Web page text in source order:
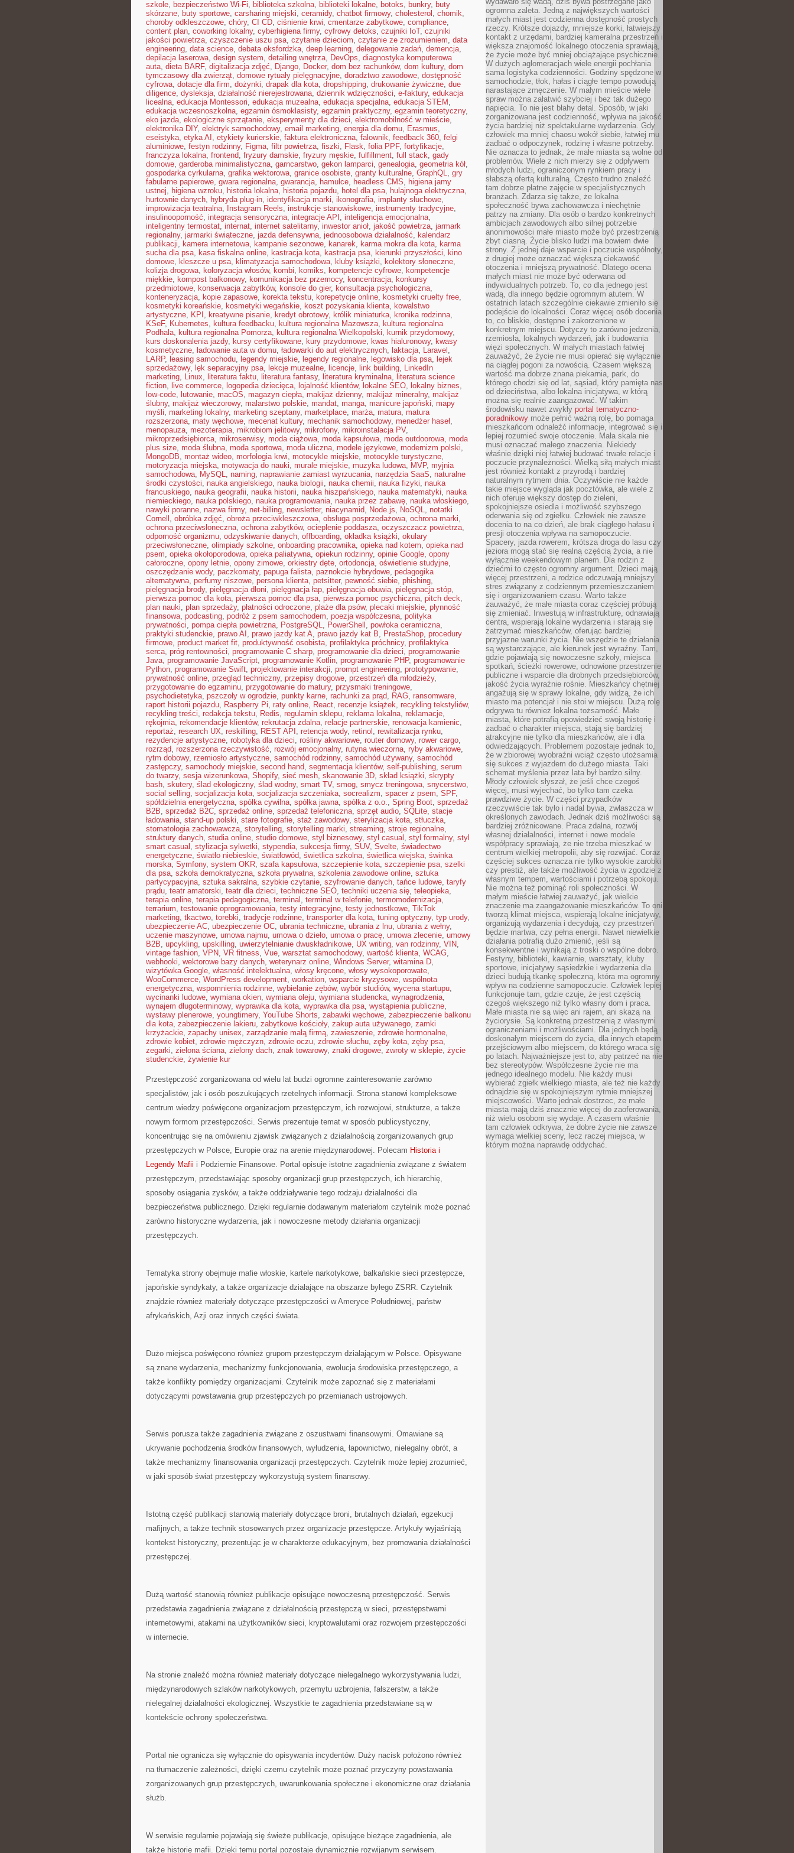
szkole, bezpieczeństwo Wi-Fi, biblioteka szkolna, biblioteki lokalne, botoks, bunkry, buty
skórzane, buty sportowe, carsharing miejski, ceramidy, chatbot firmowy, cholesterol , chomik,
choroby odkleszczowe, chóry, CI CD, ciśnienie krwi, cmentarze zabytkowe, compliance,
content plan, coworking lokalny, cyberhigiena firmy, cyfrowy detoks, czujniki IoT, czujniki
jakości powietrza, czyszczenie uszu psa, czytanie dzieciom, czytanie ze zrozumieniem, data
engineering, data science, debata oksfordzka, deep learning, delegowanie zadań, demencja,
depilacja laserowa, design system, detailing wnętrza, DevOps, diagnostyka komputerowa
auta, dieta BARF, digitalizacja zdjęć, Django, Docker, dom bez rachunków, dom kultury, dom
tymczasowy dla zwierząt, domowe rytuały pielęgnacyjne, doradztwo zawodowe, dostępność
cyfrowa, dotacje dla firm, dożynki, drapak dla kota, dropshipping, drukowanie żywiczne, due
diligence, dysleksja, działalność nierejestrowana, dziennik wdzięczności, e-faktury, edukacja
licealna, edukacja Montessori, edukacja muzealna, edukacja specjalna, edukacja STEM ,
edukacja wczesnoszkolna, egzamin ósmoklasisty, egzamin praktyczny, egzamin teoretyczny,
eko jazda, ekologiczne sprzątanie, eksperymenty dla dzieci, elektromobilność w mieście,
elektronika DIY, elektryk samochodowy, email marketing, energia dla domu, Erasmus,
eseistyka, etyka AI , etykiety kurierskie, faktura elektroniczna, falownik, feedback 360, felgi
aluminiowe, festyn rodzinny, Figma, filtr powietrza, fiszki, Flask, folia PPF, fortyfikacje,
franczyza lokalna, frontend, fryzury damskie, fryzury męskie, fulfillment, full stack, gady
domowe, garderoba minimalistyczna, garncarstwo, gekon lamparci, genealogia, geometria kół,
gospodarka cyrkularna, grafika wektorowa, granice osobiste, granty kulturalne, GraphQL, gry
fabularne papierowe, gwara regionalna, gwarancja, hamulce, headless CMS, higiena jamy
ustnej, higiena wzroku, historia lokalna, historia pojazdu, hotel dla psa, hulajnoga elektryczna,
hurtownie danych, hybryda plug-in, identyfikacja marki, ikonografia, implanty słuchowe,
improwizacja teatralna, Instagram Reels, instrukcje stanowiskowe, instrumenty tradycyjne,
insulinooporność, integracja sensoryczna, integracje API , inteligencja emocjonalna,
inteligentny termostat, internat, internet satelitarny, inwestor anioł, jakość powietrza, jarmark
regionalny, jarmarki świąteczne, jazda defensywna, jednoosobowa działalność, kalendarz
publikacji, kamera internetowa, kampanie sezonowe, kanarek, karma mokra dla kota, karma
sucha dla psa, kasa fiskalna online, kastracja kota, kastracja psa, kierunki przyszłości, kino
domowe, kleszcze u psa, klimatyzacja samochodowa, kluby książki, kolektory słoneczne,
kolizja drogowa, koloryzacja włosów, kombi, komiks, kompetencje cyfrowe, kompetencje
miękkie, kompost balkonowy, komunikacja bez przemocy, koncentracja, konkursy
przedmiotowe, konserwacja zabytków, konsole do gier, konsultacja psychologiczna,
konteneryzacja, kopie zapasowe, korekta tekstu, korepetycje online, kosmetyki cruelty free,
kosmetyki koreańskie, kosmetyki wegańskie, koszt pozyskania klienta, kowalstwo
artystyczne, KPI , kreatywne pisanie, kredyt obrotowy, królik miniaturka, kronika rodzinna,
KSeF, Kubernetes, kultura feedbacku, kultura regionalna Mazowsza, kultura regionalna
Podhala, kultura regionalna Pomorza, kultura regionalna Wielkopolski, kurnik przydomowy,
kurs doskonalenia jazdy, kursy certyfikowane, kury przydomowe, kwas hialuronowy, kwasy
kosmetyczne, ładowanie auta w domu, ładowarki do aut elektrycznych, laktacja, Laravel ,
LARP, leasing samochodu, legendy miejskie, legendy regionalne, legowisko dla psa, lejek
sprzedażowy, lęk separacyjny psa, lekcje muzealne, licencje, link building, LinkedIn
marketing, Linux, literatura faktu, literatura fantasy, literatura kryminalna, literatura science
fiction, live commerce, logopedia dziecięca, lojalność klientów, lokalne SEO, lokalny biznes,
low-code, lutowanie, macOS, magazyn ciepła, makijaż dzienny, makijaż mineralny, makijaż
ślubny, makijaż wieczorowy, malarstwo polskie, mandat, manga, manicure japoński, mapy
myśli, marketing lokalny, marketing szeptany, marketplace, marża, matura, matura
rozszerzona, maty węchowe, mecenat kultury, mechanik samochodowy, menedżer haseł,
menopauza, mezoterapia, mikrobiom jelitowy, mikrofony, mikroinstalacja PV,
mikroprzedsiębiorca, mikroserwisy, moda ciążowa, moda kapsułowa, moda outdoorowa, moda
plus size, moda ślubna, moda sportowa, moda uliczna, modele językowe, modernizm polski,
MongoDB, montaż wideo, morfologia krwi, motocykle miejskie, motocykle turystyczne,
motoryzacja miejska, motywacja do nauki, murale miejskie, muzyka ludowa, MVP, myjnia
samochodowa, MySQL, naming, naprawianie zamiast wyrzucania, narzędzia SaaS, naturalne
środki czystości, nauka angielskiego, nauka biologii, nauka chemii, nauka fizyki, nauka
francuskiego, nauka geografii, nauka historii, nauka hiszpańskiego, nauka matematyki, nauka
niemieckiego, nauka polskiego, nauka programowania, nauka przez zabawę, nauka włoskiego,
nawyki poranne, nazwa firmy, net-billing, newsletter, niacynamid, Node.js, NoSQL, notatki
Cornell , obróbka zdjęć, obroża przeciwkleszczowa, obsługa posprzedażowa, ochrona marki,
ochrona przeciwsłoneczna, ochrona zabytków, ocieplenie poddasza, oczyszczacz powietrza,
odporność organizmu, odzyskiwanie danych, offboarding, okładka książki, okulary
przeciwsłoneczne, olimpiady szkolne, onboarding pracownika, opieka nad kotem, opieka nad
psem, opieka okołoporodowa, opieka paliatywna, opiekun rodzinny, opinie Google, opony
całoroczne, opony letnie, opony zimowe, orkiestry dęte, ortodoncja, oświetlenie studyjne,
oszczędzanie wody, paczkomaty, papuga falista, paznokcie hybrydowe, pedagogika
alternatywna, perfumy niszowe, persona klienta, petsitter, pewność siebie, phishing,
pielęgnacja brody, pielęgnacja dłoni, pielęgnacja łap, pielęgnacja obuwia, pielęgnacja stóp,
pierwsza pomoc dla kota, pierwsza pomoc dla psa, pierwsza pomoc psychiczna, pitch deck,
plan nauki, plan sprzedaży, płatności odroczone, plaże dla psów, plecaki miejskie, płynność
finansowa, podcasting, podróż z psem samochodem, poezja współczesna, polityka
prywatności, pompa ciepła powietrzna, PostgreSQL, PowerShell , powłoka ceramiczna,
praktyki studenckie, prawo AI , prawo jazdy kat A, prawo jazdy kat B, PrestaShop, procedury
firmowe, product market fit, produktywność osobista, profilaktyka próchnicy, profilaktyka
serca, próg rentowności, programowanie C sharp, programowanie dla dzieci, programowanie
Java, programowanie JavaScript, programowanie Kotlin, programowanie PHP, programowanie
Python, programowanie Swift, projektowanie interakcji, prompt engineering, prototypowanie,
prywatność online, przegląd techniczny, przepisy drogowe, przestrzeń dla młodzieży,
przygotowanie do egzaminu, przygotowanie do matury, przysmaki treningowe,
psychodietetyka, pszczoły w ogrodzie, punkty karne, rachunki za prąd, RAG, ransomware,
raport historii pojazdu, Raspberry Pi, raty online, React, recenzje książek, recykling tekstyliów,
recykling treści, redakcja tekstu, Redis, regulamin sklepu, reklama lokalna, reklamacje,
rękojmia, rekomendacje klientów, rekrutacja zdalna, relacje partnerskie, renowacja kamienic,
reportaż, research UX, reskilling, REST API , retencja wody, retinol , rewitalizacja rynku,
rezydencje artystyczne, robotyka dla dzieci, rośliny akwariowe, router domowy, rower cargo,
rozrząd, rozszerzona rzeczywistość, rozwój emocjonalny, rutyna wieczorna, ryby akwariowe,
rytm dobowy, rzemiosło artystyczne, samochód rodzinny, samochód używany, samochód
zastępczy, samochody miejskie, second hand, segmentacja klientów, self-publishing, serum
do twarzy, sesja wizerunkowa, Shopify, sieć mesh, skanowanie 3D, skład książki, skrypty
bash, skutery, ślad ekologiczny, ślad wodny, smart TV, smog, smycz treningowa, snycerstwo,
social selling, socjalizacja kota, socjalizacja szczeniaka, socrealizm, spacer z psem, SPF,
spółdzielnia energetyczna, spółka cywilna, spółka jawna, spółka z o.o., Spring Boot, sprzedaż
B2B, sprzedaż B2C, sprzedaż online, sprzedaż telefoniczna, sprzęt audio, SQLite, stacje
ładowania, stand-up polski, stare fotografie, staż zawodowy, sterylizacja kota, stłuczka,
stomatologia zachowawcza, storytelling, storytelling marki, streaming, stroje regionalne,
struktury danych, studia online, studio domowe, styl biznesowy, styl casual , styl formalny, styl
smart casual , stylizacja sylwetki, stypendia, sukcesja firmy, SUV, Svelte, świadectwo
energetyczne, światło niebieskie, światłowód, świetlica szkolna, świetlica wiejska, świnka
morska, Symfony, system OKR, szafa kapsułowa, szczepienie kota, szczepienie psa, szelki
dla psa, szkoła demokratyczna, szkoła prywatna, szkolenia zawodowe online, sztuka
partycypacyjna, sztuka sakralna, szybkie czytanie, szyfrowanie danych, tańce ludowe, taryfy
prądu, teatr amatorski, teatr dla dzieci, techniczne SEO, techniki uczenia się, teleopieka,
terapia online, terapia pedagogiczna, terminal , terminal w telefonie, termomodernizacja,
terrarium, testowanie oprogramowania, testy integracyjne, testy jednostkowe, TikTok
marketing, tkactwo, torebki, tradycje rodzinne, transporter dla kota, tuning optyczny, typ urody,
ubezpieczenie AC, ubezpieczenie OC, ubrania techniczne, ubrania z lnu, ubrania z wełny,
uczenie maszynowe, umowa najmu, umowa o dzieło, umowa o pracę, umowa zlecenie, umowy
B2B, upcykling, upskilling, uwierzytelnianie dwuskładnikowe, UX writing, van rodzinny, VIN,
vintage fashion, VPN, VR fitness, Vue, warsztat samochodowy, wartość klienta, WCAG,
webhooki, wektorowe bazy danych, weterynarz online, Windows Server, witamina D,
wizytówka Google, własność intelektualna, włosy kręcone, włosy wysokoporowate,
WooCommerce, WordPress development, workation, wsparcie kryzysowe, wspólnota
energetyczna, wspomnienia rodzinne, wybielanie zębów, wybór studiów, wycena startupu,
wycinanki ludowe, wymiana okien, wymiana oleju, wymiana studencka, wynagrodzenia,
wynajem długoterminowy, wyprawka dla kota, wyprawka dla psa, wystąpienia publiczne,
wystawy plenerowe, youngtimery, YouTube Shorts, zabawki węchowe, zabezpieczenie balkonu
dla kota, zabezpieczenie lakieru, zabytkowe kościoły, zakup auta używanego, zamki
krzyżackie, zapachy unisex, zarządzanie małą firmą, zawieszenie, zdrowie hormonalne,
zdrowie kobiet, zdrowie mężczyzn, zdrowie oczu, zdrowie słuchu, zęby kota, zęby psa,
zegarki, zielona ściana, zielony dach, znak towarowy, znaki drogowe, zwroty w sklepie, życie
studenckie, żywienie kur
Przestępczość zorganizowana od wielu lat budzi ogromne zainteresowanie zarówno
specjalistów, jak i osób poszukujących rzetelnych informacji. Strona stanowi kompleksowe
centrum wiedzy poświęcone organizacjom przestępczym, ich rozwojowi, strukturze, a także
nowym formom przestępczości. Serwis prezentuje temat w sposób publicystyczny,
koncentrując się na omówieniu zjawisk związanych z działalnością zorganizowanych grup
przestępczych w Polsce, Europie oraz na arenie międzynarodowej. Polecam Historia i
Legendy Mafii i Podziemie Finansowe. Portal opisuje istotne zagadnienia związane z światem
przestępczym, przedstawiając sposoby organizacji grup przestępczych, ich hierarchię,
sposoby osiągania zysków, a także oddziaływanie tego rodzaju działalności dla
bezpieczeństwa publicznego. Dzięki regularnie dodawanym materiałom czytelnik może poznać
zarówno historyczne wydarzenia, jak i nowoczesne metody działania organizacji
przestępczych.
Tematyka strony obejmuje mafie włoskie, kartele narkotykowe, bałkańskie sieci przestępcze,
japońskie syndykaty, a także organizacje działające na obszarze byłego ZSRR. Czytelnik
znajdzie również materiały dotyczące przestępczości w Ameryce Południowej, państw
afrykańskich, Azji oraz innych części świata.
Dużo miejsca poświęcono również grupom przestępczym działającym w Polsce. Opisywane
są znane wydarzenia, mechanizmy funkcjonowania, ewolucja środowiska przestępczego, a
także konflikty pomiędzy organizacjami. Czytelnik może zapoznać się z materiałami
dotyczącymi powstawania grup przestępczych po przemianach ustrojowych.
Serwis porusza także zagadnienia związane z oszustwami finansowymi. Omawiane są
ukrywanie pochodzenia środków finansowych, wyłudzenia, łapownictwo, nielegalny obrót, a
także mechanizmy finansowania organizacji przestępczych. Czytelnik może lepiej zrozumieć,
w jaki sposób świat przestępczy wykorzystują system finansowy.
Istotną część publikacji stanowią materiały dotyczące broni, brutalnych działań, egzekucji
mafijnych, a także technik stosowanych przez organizacje przestępcze. Artykuły wyjaśniają
kontekst historyczny, prezentując je w charakterze edukacyjnym, bez promowania działalności
przestępczej.
Dużą wartość stanowią również publikacje opisujące nowoczesną przestępczość. Serwis
przedstawia zagadnienia związane z działalnością przestępczą w sieci, przestępstwami
internetowymi, atakami na użytkowników sieci, kryptowalutami oraz rozwojem przestępczości
w internecie.
Na stronie znaleźć można również materiały dotyczące nielegalnego wykorzystywania ludzi,
międzynarodowych szlaków narkotykowych, przemytu uzbrojenia, fałszerstw, a także
nielegalnej działalności ekologicznej. Wszystkie te zagadnienia przedstawiane są w
kontekście ochrony społeczeństwa.
Portal nie ogranicza się wyłącznie do opisywania incydentów. Duży nacisk położono również
na tłumaczenie zależności, dzięki czemu czytelnik może poznać przyczyny powstawania
zorganizowanych grup przestępczych, uwarunkowania społeczne i ekonomiczne oraz działania
służb.
W serwisie regularnie pojawiają się świeże publikacje, opisujące bieżące zagadnienia, ale
także historię mafii. Dzięki temu portal pozostaje dynamicznie rozwijanym serwisem.
ogromna zaleta. Jedną z największych wartości
małych miast jest codzienna dostępność prostych
rzeczy. Krótsze dojazdy, mniejsze korki, łatwiejszy
kontakt z urzędami, bardziej kameralna przestrzeń i
większa znajomość lokalnego otoczenia sprawiają,
że życie może być mniej obciążające psychicznie.
W dużych aglomeracjach wiele energii pochłania
sama logistyka codzienności. Godziny spędzone w
samochodzie, tłok, hałas i ciągłe tempo powodują
narastające zmęczenie. W małym mieście wiele
spraw można załatwić szybciej i bez tak dużego
napięcia. To nie jest błahy detal. Sposób, w jaki
zorganizowana jest codzienność, wpływa na jakość
życia bardziej niż spektakularne wydarzenia. Gdy
człowiek ma mniej chaosu wokół siebie, łatwiej mu
zadbać o odpoczynek, rodzinę i własne potrzeby.
Nie oznacza to jednak, że małe miasta są wolne od
problemów. Wiele z nich mierzy się z odpływem
młodych ludzi, ograniczonym rynkiem pracy i
słabszą ofertą kulturalną. Często trudno znaleźć
tam dobrze płatne zajęcie w specjalistycznych
branżach. Zdarza się także, że lokalna
społeczność bywa zachowawcza i niechętnie
patrzy na zmiany. Dla osób o bardzo konkretnych
ambicjach zawodowych albo silnej potrzebie
anonimowości małe miasto może być przestrzenią
zbyt ciasną. Życie blisko ludzi ma bowiem dwie
strony. Z jednej daje wsparcie i poczucie wspólnoty,
z drugiej może oznaczać większą ciekawość
otoczenia i mniejszą prywatność. Dlatego ocena
małych miast nie może być oderwana od
indywidualnych potrzeb. To, co dla jednego jest
wadą, dla innego będzie ogromnym atutem. W
ostatnich latach szczególnie ciekawie zmieniło się
podejście do lokalności. Coraz więcej osób docenia
to, co bliskie, dostępne i zakorzenione w
konkretnym miejscu. Dotyczy to zarówno jedzenia,
rzemiosła, lokalnych wydarzeń, jak i budowania
więzi społecznych. W małych miastach łatwiej
zauważyć, że życie nie musi opierać się wyłącznie
na ciągłej pogoni za nowością. Czasem większą
wartość ma dobrze znana piekarnia, park, do
którego chodzi się od lat, sąsiad, który pamięta nas
od dzieciństwa, albo lokalna inicjatywa, w którą
można się realnie zaangażować. W takim
środowisku nawet zwykły portal tematyczno-
poradnikowy może pełnić ważną rolę, bo pomaga
mieszkańcom odnaleźć informacje, integrować się i
lepiej rozumieć swoje otoczenie. Mała skala nie
musi oznaczać małego znaczenia. Niekiedy
właśnie dzięki niej łatwiej budować trwałe relacje i
poczucie przynależności. Wielką siłą małych miast
jest również kontakt z przyrodą i bardziej
naturalnym rytmem dnia. Oczywiście nie każde
takie miejsce wygląda jak pocztówka, ale wiele z
nich oferuje większy dostęp do zieleni,
spokojniejsze osiedla i możliwość szybszego
oderwania się od zgiełku. Człowiek nie zawsze
docenia to na co dzień, ale brak ciągłego hałasu i
presji otoczenia wpływa na samopoczucie.
Spacery, jazda rowerem, krótsza droga do lasu czy
jeziora mogą stać się realną częścią życia, a nie
wyłącznie weekendowym planem. Dla rodzin z
dziećmi to często ogromny argument. Dzieci mają
więcej przestrzeni, a rodzice odczuwają mniejszy
stres związany z codziennym przemieszczaniem
się i organizowaniem czasu. Warto także
zauważyć, że małe miasta coraz częściej próbują
się zmieniać. Inwestują w infrastrukturę, odnawiają
centra, wspierają lokalne wydarzenia i starają się
zatrzymać mieszkańców, oferując bardziej
przyjazne warunki życia. Nie wszędzie te działania
są wystarczające, ale kierunek jest wyraźny. Tam,
gdzie pojawiają się nowoczesne szkoły, miejsca
spotkań, ścieżki rowerowe, odnowione przestrzenie
publiczne i wsparcie dla drobnych przedsiębiorców,
jakość życia wyraźnie rośnie. Mieszkańcy chętniej
angażują się w sprawy lokalne, gdy widzą, że ich
miasto ma potencjał i nie stoi w miejscu. Dużą rolę
odgrywa tu również lokalna tożsamość. Małe
miasta, które potrafią opowiedzieć swoją historię i
zadbać o charakter miejsca, stają się bardziej
atrakcyjne nie tylko dla mieszkańców, ale i dla
odwiedzających. Problemem pozostaje jednak to,
że w zbiorowej wyobraźni wciąż często utożsamia
się sukces z wyjazdem do dużego miasta. Taki
schemat myślenia przez lata był bardzo silny.
Młody człowiek słyszał, że jeśli chce czegoś
więcej, musi wyjechać, bo tylko tam czeka
prawdziwe życie. W części przypadków
rzeczywiście tak było i nadal bywa, zwłaszcza w
określonych zawodach. Jednak dziś możliwości są
bardziej zróżnicowane. Praca zdalna, rozwój
własnej działalności, internet i nowe modele
współpracy sprawiają, że nie trzeba mieszkać w
centrum wielkiej metropolii, aby się rozwijać. Coraz
częściej sukces oznacza nie tylko wysokie zarobki
czy prestiż, ale także możliwość życia w zgodzie z
własnym tempem, wartościami i potrzebą spokoju.
Nie można też pominąć roli społeczności. W
małym mieście łatwiej zauważyć, jak wielkie
znaczenie ma zaangażowanie mieszkańców. To oni
tworzą klimat miejsca, wspierają lokalne inicjatywy,
organizują wydarzenia i decydują, czy przestrzeń
będzie martwa, czy pełna energii. Nawet niewielkie
działania potrafią dużo zmienić, jeśli są
konsekwentne i wynikają z troski o wspólne dobro.
Festyny, biblioteki, kawiarnie, warsztaty, kluby
sportowe, inicjatywy sąsiedzkie i wydarzenia dla
dzieci budują tkankę społeczną, która ma ogromny
wpływ na codzienne samopoczucie. Człowiek lepiej
funkcjonuje tam, gdzie czuje, że jest częścią
czegoś większego niż tylko własny dom i praca.
Małe miasta nie są więc ani rajem, ani skazą na
życiorysie. Są konkretną przestrzenią z własnymi
ograniczeniami i możliwościami. Dla jednych będą
doskonałym miejscem do życia, dla innych etapem
przejściowym albo miejscem, do którego wraca się
po latach. Najważniejsze jest to, aby patrzeć na nie
bez stereotypów. Współczesne życie nie ma
jednego idealnego modelu. Nie każdy musi
wybierać zgiełk wielkiego miasta, ale też nie każdy
odnajdzie się w spokojniejszym rytmie mniejszej
miejscowości. Warto jednak dostrzec, że małe
miasta mają dziś znacznie więcej do zaoferowania,
niż wielu osobom się wydaje. A czasem właśnie
tam człowiek odkrywa, że dobre życie nie zawsze
wymaga wielkiej sceny, lecz raczej miejsca, w
którym można naprawdę oddychać.